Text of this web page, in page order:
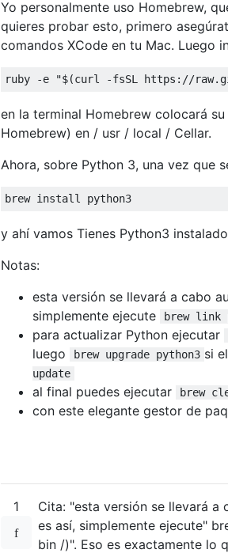
Yo personalmente uso Homebrew,
quieres probar esto, primero
comandos XCode en tu Mac. Luego
ruby -e "$(curl -fsSL https://
en la terminal Homebrew colocará
Homebrew) en / usr / local / Cellar.
Ahora, sobre Python 3, una vez que
brew install python3
y ahí vamos Tienes Python3
Notas:
esta versión se llevará a cabo
simplemente ejecute
brew link
para actualizar Python ejecutar
luego
brew upgrade python3 si
update
al final puedes ejecutar brew
con este elegante gestor de
1
Cita: "esta versión se llevará a
es así, simplemente ejecute"
bin /)". Eso es exactamente lo